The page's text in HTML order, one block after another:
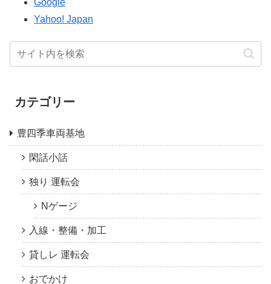
Yahoo! Japan
カテゴリー
豊四季車両基地
閑話小話
独り 運転会
Nゲージ
入線・整備・加工
貸しレ 運転会
おでかけ